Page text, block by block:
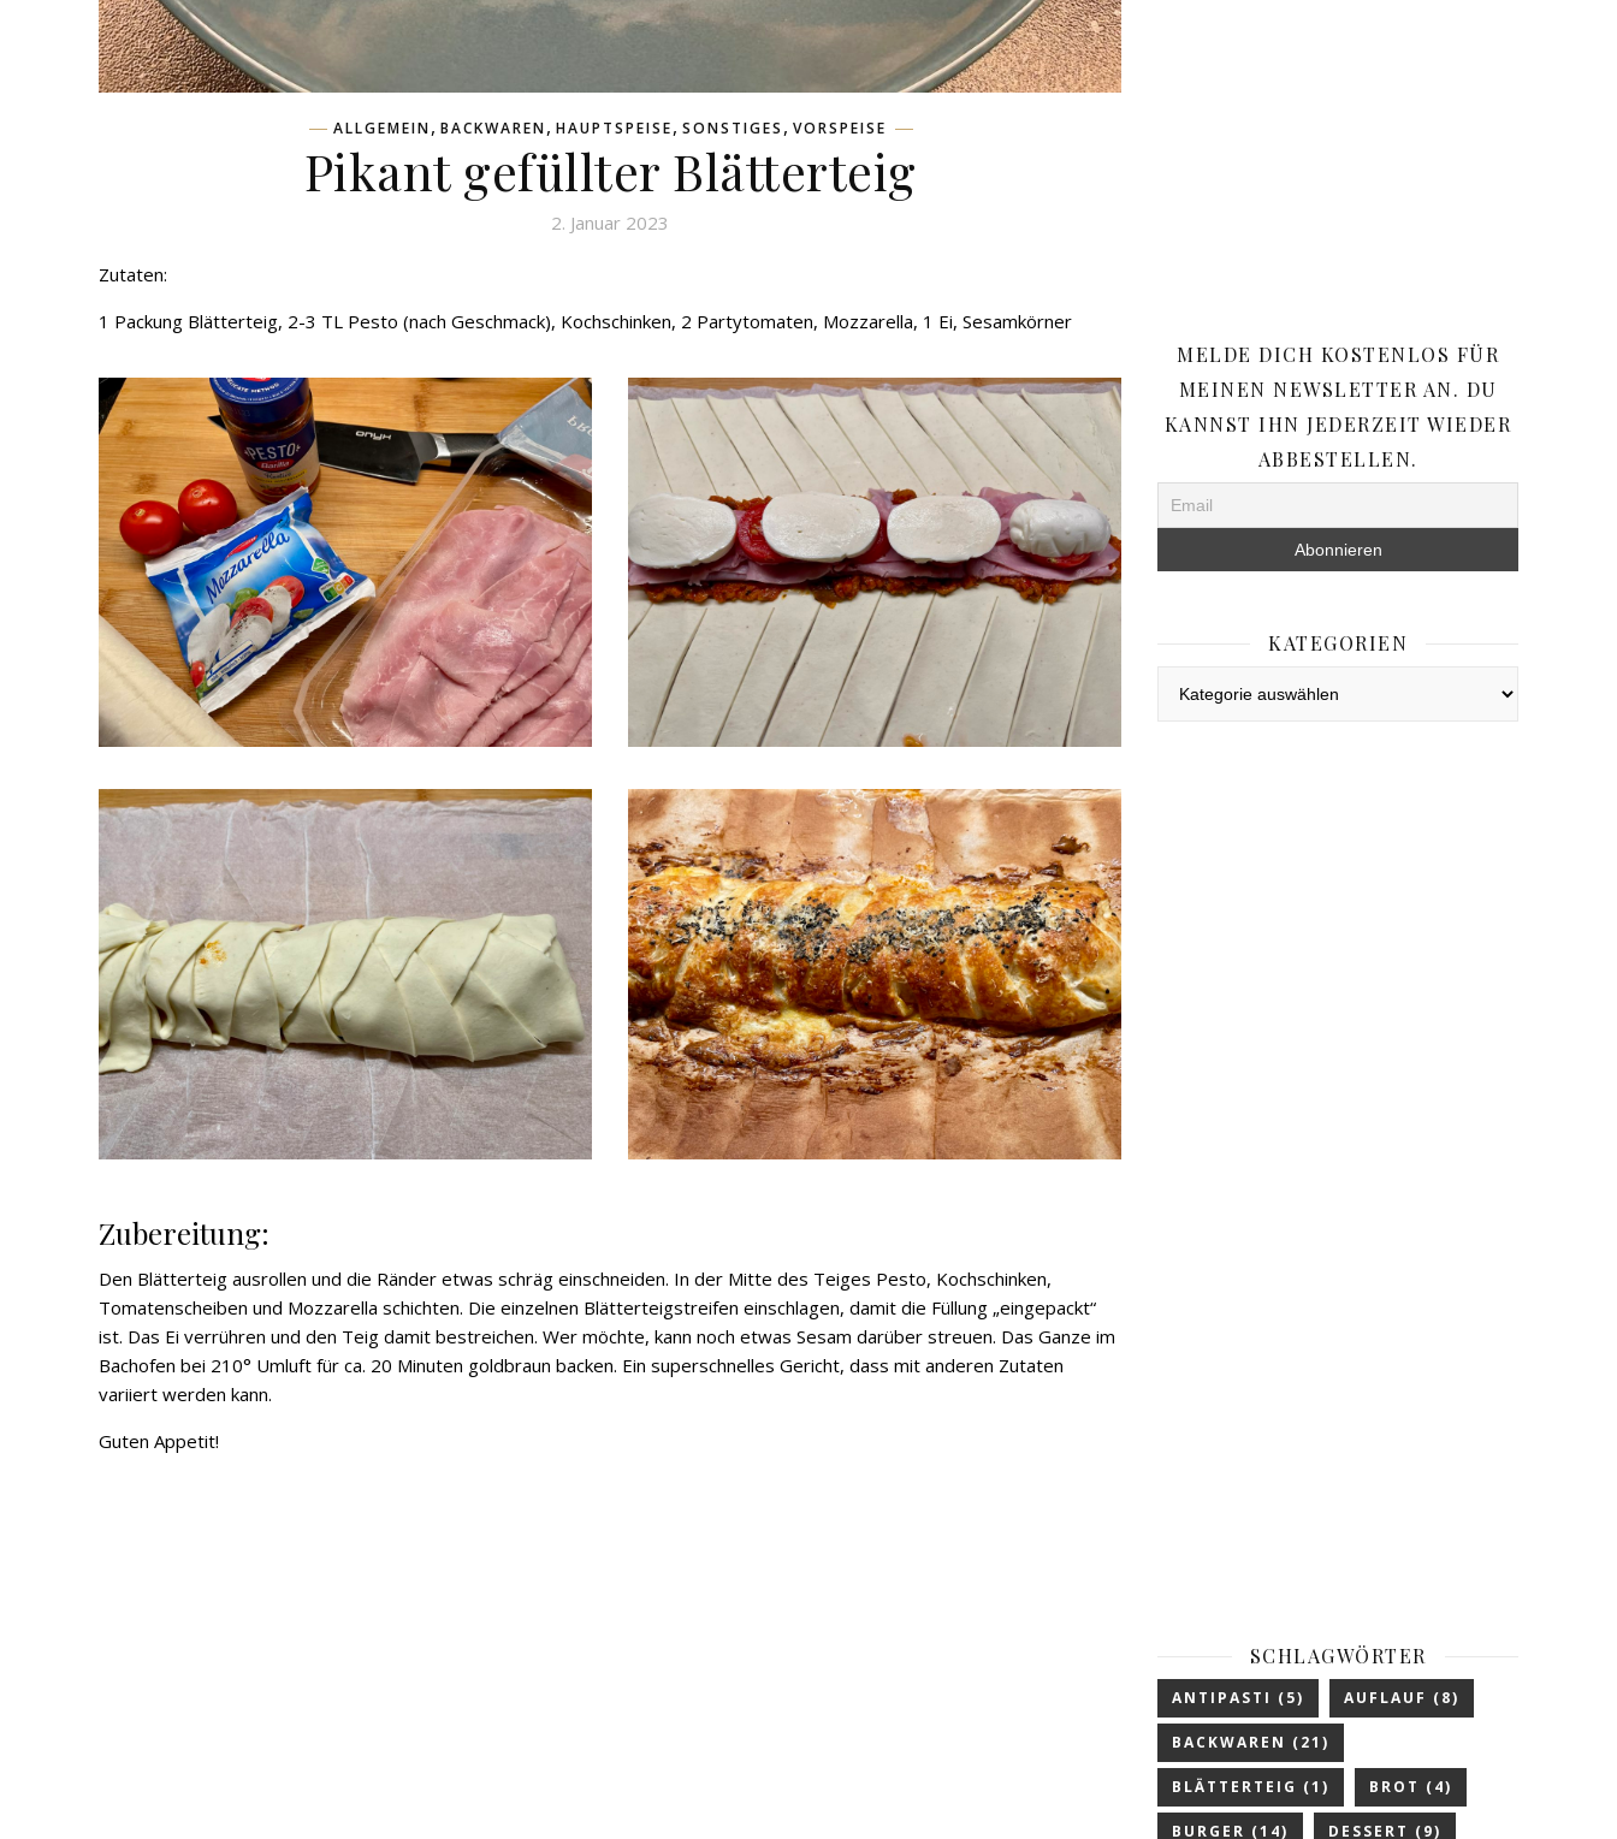
ALLGEMEIN, BACKWAREN, HAUPTSPEISE, SONSTIGES , VORSPEISE
Pikant gefüllter Blätterteig
2. Januar 2023
Zutaten:
1 Packung Blätterteig, 2-3 TL Pesto (nach Geschmack), Kochschinken, 2 Partytomaten, Mozzarella, 1 Ei, Sesamkörner
Zubereitung:
Den Blätterteig ausrollen und die Ränder etwas schräg einschneiden. In der Mitte des Teiges Pesto, Kochschinken,
Tomatenscheiben und Mozzarella schichten. Die einzelnen Blätterteigstreifen einschlagen, damit die Füllung „eingepackt“
ist. Das Ei verrühren und den Teig damit bestreichen. Wer möchte, kann noch etwas Sesam darüber streuen. Das Ganze im
Bachofen bei 210° Umluft für ca. 20 Minuten goldbraun backen. Ein superschnelles Gericht, dass mit anderen Zutaten
variiert werden kann.
Guten Appetit!
MELDE DICH KOSTENLOS FÜR
MEINEN NEWSLETTER AN. DU
KANNST IHN JEDERZEIT WIEDER
ABBESTELLEN.
KATEGORIEN
SCHLAGWÖRTER
ANTIPASTI (5) AUFLAUF (8)
BACKWAREN (21)
BLÄTTERTEIG (1) BROT (4)
BURGER (14) DESSERT (9)